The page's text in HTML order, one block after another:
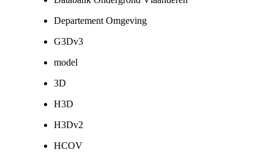
Departement Omgeving
G3Dv3
model
3D
H3D
H3Dv2
HCOV